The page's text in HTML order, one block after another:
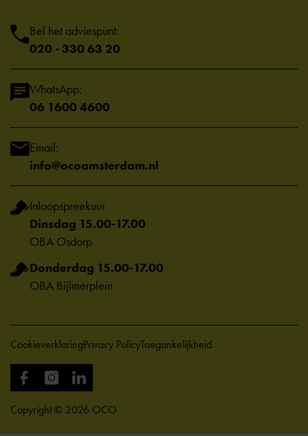
Bel het adviespunt:
020 - 330 63 20
WhatsApp:
06 1600 4600
Email:
info@ocoamsterdam.nl
Inloopspreekuur
Dinsdag 15.00-17.00
OBA Osdorp
Donderdag 15.00-17.00
OBA Bijlmerplein
Copyright © 2026 OCO
CookieverklaringPrivacy PolicyToegankelijkheid